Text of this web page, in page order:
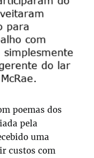
poemas dos
pela
uma
custos com